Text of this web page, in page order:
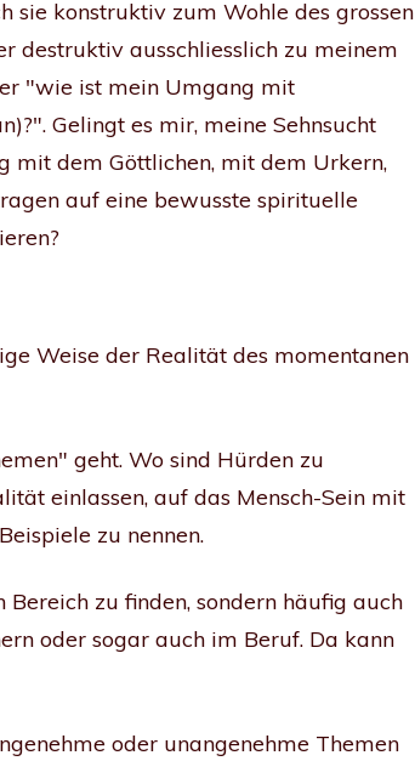
sie konstruktiv zum Wohle des grossen
destruktiv ausschliesslich zu meinem
"wie ist mein Umgang mit
Gelingt es mir, meine Sehnsucht
mit dem Göttlichen, mit dem Urkern,
auf eine bewusste spirituelle
Weise der Realität des momentanen
geht. Wo sind Hürden zu
einlassen, auf das Mensch-Sein mit
zu nennen.
zu finden, sondern häufig auch
oder sogar auch im Beruf. Da kann
oder unangenehme Themen